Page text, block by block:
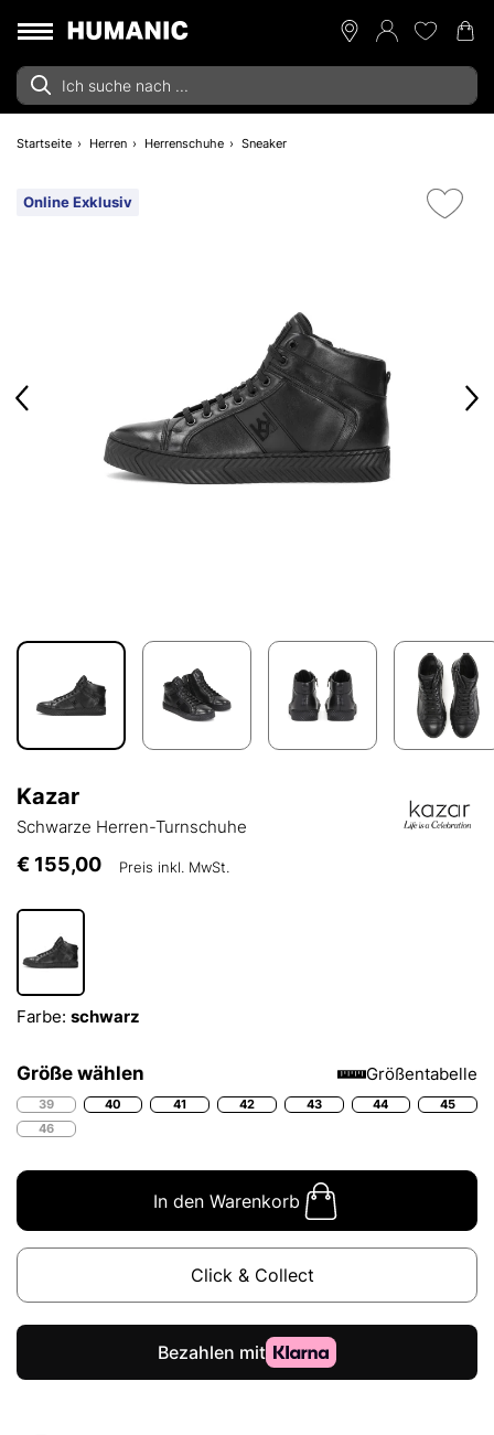
Startseite Herren Herrenschuhe Sneaker
Online Exklusiv
Kazar
Schwarze Herren-Turnschuhe
€ 155,00 Preis inkl. MwSt.
Farbe: schwarz
Größe wählen Größentabelle
39 40 41 42 43 44
45
46
In den Warenkorb
Click & Collect